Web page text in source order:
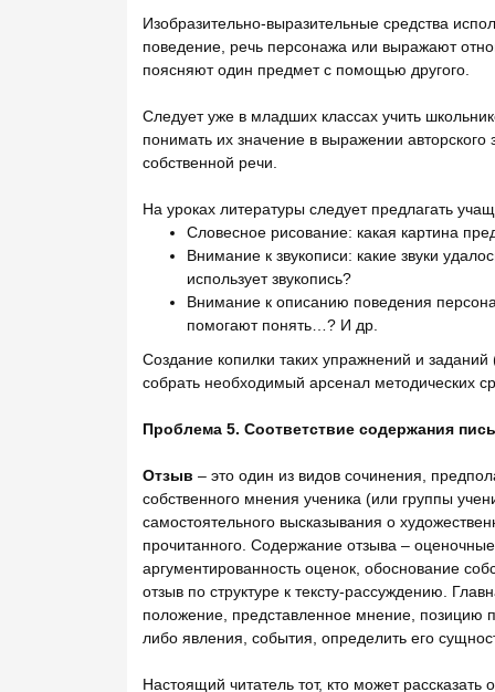
Изобразительно-выразительные средства
поведение, речь персонажа или выражают
поясняют один предмет с помощью другого.
Следует уже в младших классах учить
понимать их значение в выражении
собственной речи.
На уроках литературы следует предлагать
Словесное рисование: какая картина
Внимание к звукописи: какие звуки
использует звукопись?
Внимание к описанию поведения
помогают понять…? И др.
Создание копилки таких упражнений и
собрать необходимый арсенал методических
Проблема 5. Соответствие содержания
Отзыв – это один из видов сочинения,
собственного мнения ученика (или группы
самостоятельного высказывания о
прочитанного. Содержание отзыва –
аргументированность оценок, обоснование
отзыв по структуре к тексту-рассуждению.
положение, представленное мнение, позицию
либо явления, события, определить его
Настоящий читатель тот, кто может